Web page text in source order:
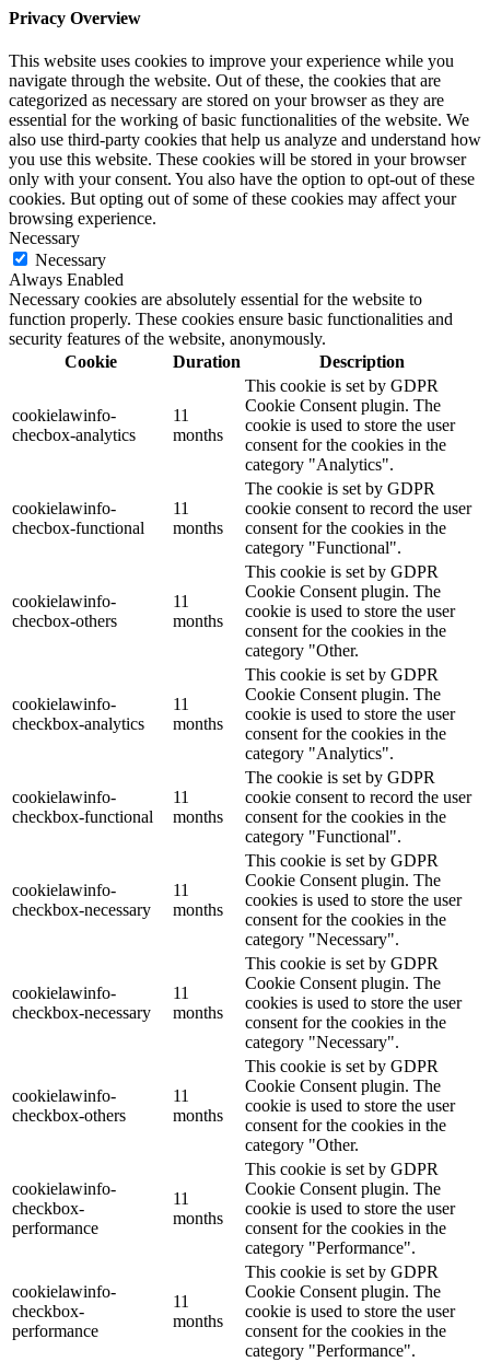
Privacy Overview
This website uses cookies to improve your experience while you
navigate through the website. Out of these, the cookies that are
categorized as necessary are stored on your browser as they are
essential for the working of basic functionalities of the website. We
also use third-party cookies that help us analyze and understand how
you use this website. These cookies will be stored in your browser
only with your consent. You also have the option to opt-out of these
cookies. But opting out of some of these cookies may affect your
browsing experience.
Necessary
Necessary
Always Enabled
Necessary cookies are absolutely essential for the website to
function properly. These cookies ensure basic functionalities and
security features of the website, anonymously.
Cookie
Duration Description
cookielawinfo-
checbox-analytics
11
months
This cookie is set by GDPR
Cookie Consent plugin. The
cookie is used to store the user
consent for the cookies in the
category "Analytics".
cookielawinfo-
checbox-functional
11
months
The cookie is set by GDPR
cookie consent to record the user
consent for the cookies in the
category "Functional".
cookielawinfo-
checbox-others
11
months
This cookie is set by GDPR
Cookie Consent plugin. The
cookie is used to store the user
consent for the cookies in the
category "Other.
cookielawinfo-
checkbox-analytics
11
months
This cookie is set by GDPR
Cookie Consent plugin. The
cookie is used to store the user
consent for the cookies in the
category "Analytics".
cookielawinfo-
checkbox-functional
11
months
The cookie is set by GDPR
cookie consent to record the user
consent for the cookies in the
category "Functional".
cookielawinfo-
checkbox-necessary
11
months
This cookie is set by GDPR
Cookie Consent plugin. The
cookies is used to store the user
consent for the cookies in the
category "Necessary".
cookielawinfo-
checkbox-necessary
11
months
This cookie is set by GDPR
Cookie Consent plugin. The
cookies is used to store the user
consent for the cookies in the
category "Necessary".
cookielawinfo-
checkbox-others
11
months
This cookie is set by GDPR
Cookie Consent plugin. The
cookie is used to store the user
consent for the cookies in the
category "Other.
cookielawinfo-
checkbox-
performance
11
months
This cookie is set by GDPR
Cookie Consent plugin. The
cookie is used to store the user
consent for the cookies in the
category "Performance".
cookielawinfo-
checkbox-
performance
11
months
This cookie is set by GDPR
Cookie Consent plugin. The
cookie is used to store the user
consent for the cookies in the
category "Performance".